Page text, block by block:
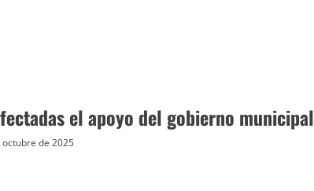
el apoyo del gobierno municipal
octubre de 2025